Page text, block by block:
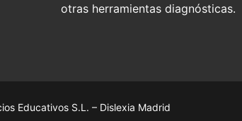
otras herramientas diagnósticas.
Educativos S.L. – Dislexia Madrid